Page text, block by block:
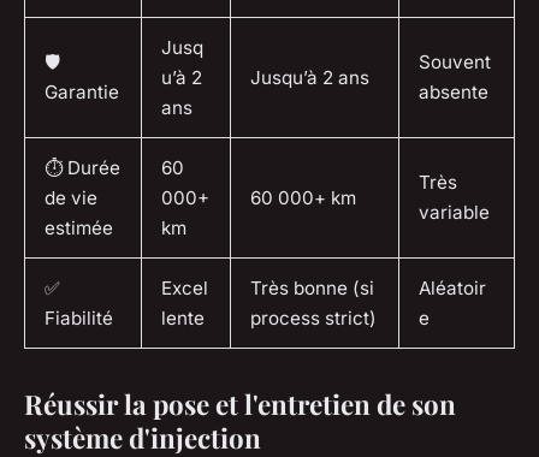
🛡️
Garantie
Jusq
u’à 2
ans
Jusqu’à 2 ans
Souvent
absente
⏱️ Durée
de vie
estimée
60
000+
km
60 000+ km
Très
variable
✅
Fiabilité
Excel
lente
Très bonne (si
process strict)
Aléatoir
e
Réussir la pose et l'entretien de son
système d'injection